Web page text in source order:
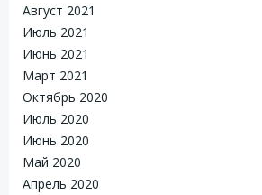
Август 2021
Июль 2021
Июнь 2021
Март 2021
Октябрь 2020
Июль 2020
Июнь 2020
Май 2020
Апрель 2020